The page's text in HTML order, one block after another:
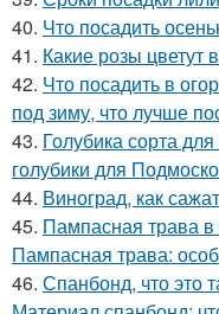
40. Что посадить
41. Какие розы цветут
42. Что посадить в
под зиму, что лучше
43. Голубика сорта
голубики для
44. Виноград, как
45. Пампасная трава в
Пампасная трава:
46. Спанбонд, что это